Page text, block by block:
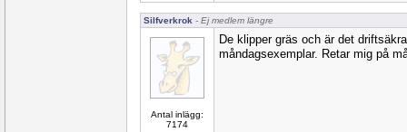
Silfverkrok - Ej medlem längre
Antal inlägg:
7174
De klipper gräs och är det
måndagsexemplar. Retar mig på